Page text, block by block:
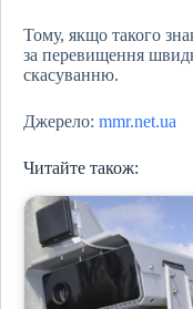
Тому, якщо такого
за перевищення
скасуванню.
Джерело: mmr.net.ua
Читайте також: